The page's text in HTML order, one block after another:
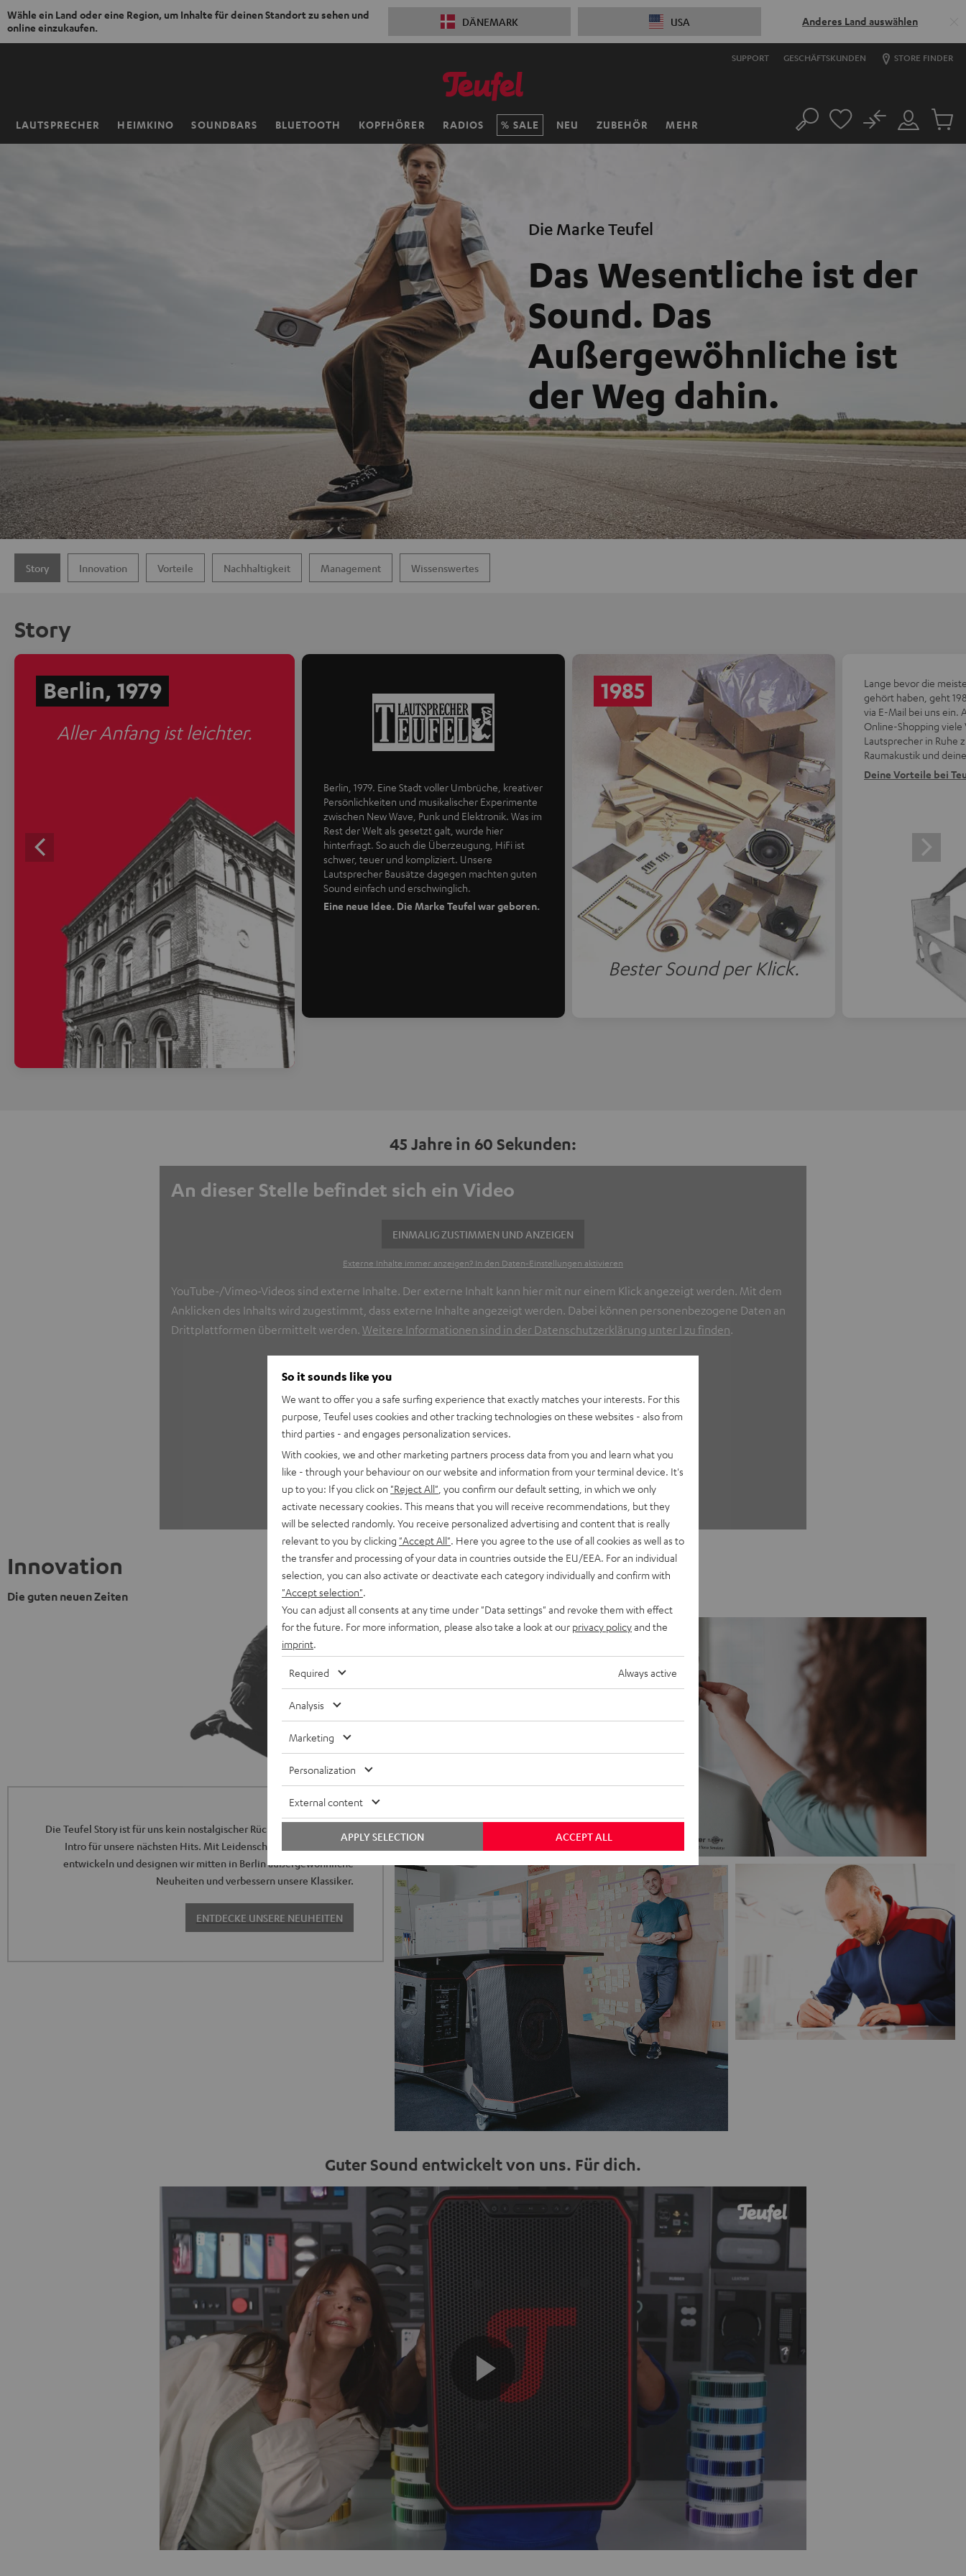
Wähle ein Land oder eine Region, um Inhalte für deinen Standort zu sehen und
online einzukaufen.
DÄNEMARK USA Anderes Land auswählen
ZUM
SUPPORT GESCHÄFTSKUNDEN STORE FINDER
LAUTSPRECHER HEIMKINO SOUNDBARS BLUETOOTH KOPFHÖRER RADIOS SALE NEU ZUBEHÖR MEHR
Startseite Suche
Mein
Konto
No
Artikel
Die Marke Teufel
Das Wesentliche ist der
Sound. Das
Außergewöhnliche ist
der Weg dahin.
Story Innovation Vorteile Nachhaltigkeit Management Wissenswertes
Story
Berlin, 1979
Aller Anfang ist leichter.
Berlin, 1979. Eine Stadt voller Umbrüche, kreativer
Persönlichkeiten und musikalischer Experimente
zwischen New Wave, Punk und Elektronik. Was im
Rest der Welt als gesetzt galt, wurde hier
hinterfragt. So auch die Überzeugung, HiFi ist
schwer, teuer und kompliziert. Unsere
Lautsprecher Bausätze dagegen machten guten
Sound einfach und erschwinglich.
Eine neue Idee. Die Marke Teufel war geboren.
1985
Bester Sound per Klick.
Lange bevor die
gehört haben, geht
via E-Mail bei uns ein.
Online-Shopping viele
Lautsprecher in Ruhe
Raumakustik und
Deine Vorteile bei
45 Jahre in 60 Sekunden:
An dieser Stelle befindet sich ein Video
EINMALIG ZUSTIMMEN UND ANZEIGEN
Externe Inhalte immer anzeigen? In den Daten‑Einstellungen aktivieren
YouTube-/Vimeo-Videos sind externe Inhalte. Der externe Inhalt kann hier mit nur einem Klick angezeigt werden. Mit dem
Anklicken des Inhalts wird zugestimmt, dass externe Inhalte angezeigt werden. Dabei können personenbezogene Daten an
Drittplattformen übermittelt werden. Weitere Informationen sind in der Datenschutzerklärung unter I zu finden.
Innovation
Die guten neuen Zeiten
Die Teufel Story ist für uns kein nostalgischer Rückblick, sondern das
Intro für unsere nächsten Hits. Mit Leidenschaft für guten Sound
entwickeln und designen wir mitten in Berlin außergewöhnliche
Neuheiten und verbessern unsere Klassiker.
ENTDECKE UNSERE NEUHEITEN
Guter Sound entwickelt von uns. Für dich.
Video
So it sounds like you
We want to offer you a safe surfing experience that exactly matches your interests. For this
purpose, Teufel uses cookies and other tracking technologies on these websites - also from
third parties - and engages personalization services.
With cookies, we and other marketing partners process data from you and learn what you
like - through your behaviour on our website and information from your terminal device. It's
up to you: If you click on "Reject All" , you confirm our default setting, in which we only
activate necessary cookies. This means that you will receive recommendations, but they
will be selected randomly. You receive personalized advertising and content that is really
relevant to you by clicking "Accept All" . Here you agree to the use of all cookies as well as to
the transfer and processing of your data in countries outside the EU/EEA. For an individual
selection, you can also activate or deactivate each category individually and confirm with
"Accept selection"
You can adjust all consents at any time under "Data settings" and revoke them with effect
for the future. For more information, please also take a look at our privacy policyand the
imprint
Required Always active
Analysis
Marketing
Personalization
External content
ACCEPT ALL
APPLY SELECTION